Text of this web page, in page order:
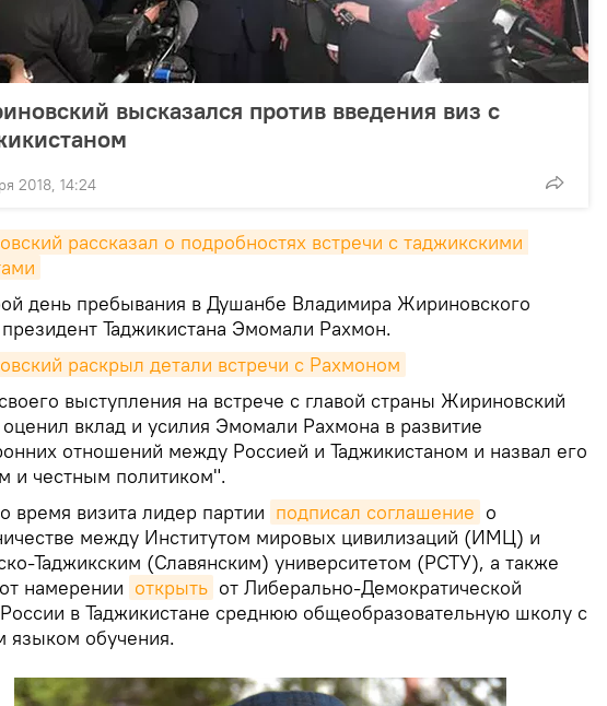
высказался против введения виз с
2018, 14:24
рассказал о подробностях встречи с таджикскими
день пребывания в Душанбе Владимира Жириновского
Таджикистана Эмомали Рахмон.
раскрыл детали встречи с Рахмоном
выступления на встрече с главой страны Жириновский
вклад и усилия Эмомали Рахмона в развитие
отношений между Россией и Таджикистаном и назвал его
и честным политиком".
время визита лидер партии подписал соглашение о
между Институтом мировых цивилизаций (ИМЦ) и
Таджикским (Славянским) университетом (РСТУ), а также
намерении открыть от Либерально-Демократической
в Таджикистане среднюю общеобразовательную школу с
языком обучения.